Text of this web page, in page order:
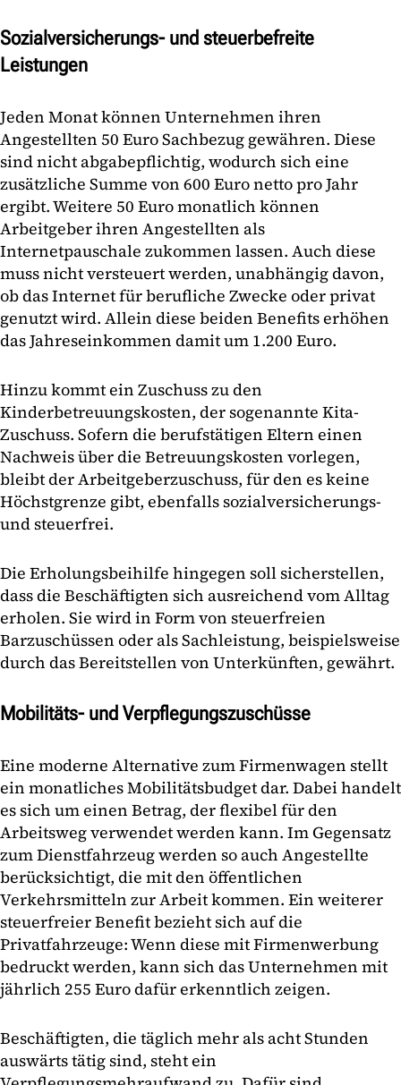
Sozialversicherungs- und steuerbefreite
Leistungen
Jeden Monat können Unternehmen ihren
Angestellten 50 Euro Sachbezug gewähren. Diese
sind nicht abgabepflichtig, wodurch sich eine
zusätzliche Summe von 600 Euro netto pro Jahr
ergibt. Weitere 50 Euro monatlich können
Arbeitgeber ihren Angestellten als
Internetpauschale zukommen lassen. Auch diese
muss nicht versteuert werden, unabhängig davon,
ob das Internet für berufliche Zwecke oder privat
genutzt wird. Allein diese beiden Benefits erhöhen
das Jahreseinkommen damit um 1.200 Euro.
Hinzu kommt ein Zuschuss zu den
Kinderbetreuungskosten, der sogenannte Kita-
Zuschuss. Sofern die berufstätigen Eltern einen
Nachweis über die Betreuungskosten vorlegen,
bleibt der Arbeitgeberzuschuss, für den es keine
Höchstgrenze gibt, ebenfalls sozialversicherungs-
und steuerfrei.
Die Erholungsbeihilfe hingegen soll sicherstellen,
dass die Beschäftigten sich ausreichend vom Alltag
erholen. Sie wird in Form von steuerfreien
Barzuschüssen oder als Sachleistung, beispielsweise
durch das Bereitstellen von Unterkünften, gewährt.
Mobilitäts- und Verpflegungszuschüsse
Eine moderne Alternative zum Firmenwagen stellt
ein monatliches Mobilitätsbudget dar. Dabei handelt
es sich um einen Betrag, der flexibel für den
Arbeitsweg verwendet werden kann. Im Gegensatz
zum Dienstfahrzeug werden so auch Angestellte
berücksichtigt, die mit den öffentlichen
Verkehrsmitteln zur Arbeit kommen. Ein weiterer
steuerfreier Benefit bezieht sich auf die
Privatfahrzeuge: Wenn diese mit Firmenwerbung
bedruckt werden, kann sich das Unternehmen mit
jährlich 255 Euro dafür erkenntlich zeigen.
Beschäftigten, die täglich mehr als acht Stunden
auswärts tätig sind, steht ein